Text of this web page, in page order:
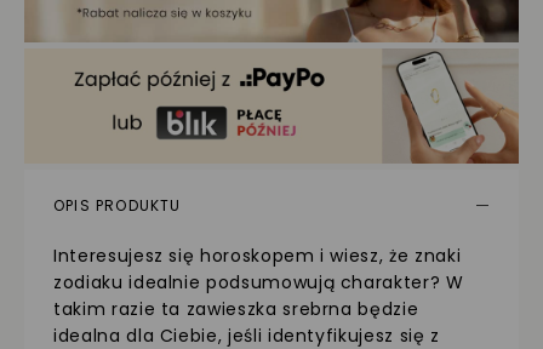
OPIS PRODUKTU
Interesujesz się horoskopem i wiesz, że znaki
zodiaku idealnie podsumowują charakter? W
takim razie ta zawieszka srebrna będzie
idealna dla Ciebie, jeśli identyfikujesz się z